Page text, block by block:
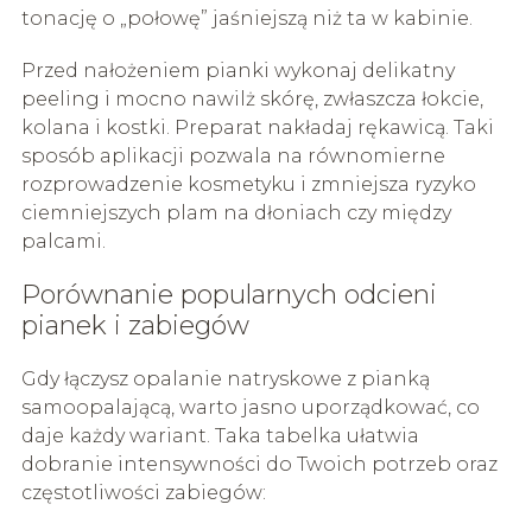
tonację o „połowę” jaśniejszą niż ta w kabinie.
Przed nałożeniem pianki wykonaj delikatny
peeling i mocno nawilż skórę, zwłaszcza łokcie,
kolana i kostki. Preparat nakładaj rękawicą. Taki
sposób aplikacji pozwala na równomierne
rozprowadzenie kosmetyku i zmniejsza ryzyko
ciemniejszych plam na dłoniach czy między
palcami.
Porównanie popularnych odcieni
pianek i zabiegów
Gdy łączysz opalanie natryskowe z pianką
samoopalającą, warto jasno uporządkować, co
daje każdy wariant. Taka tabelka ułatwia
dobranie intensywności do Twoich potrzeb oraz
częstotliwości zabiegów: